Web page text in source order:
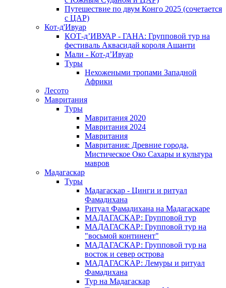
Путешествие по двум Конго 2025 (сочетается
с ЦАР)
Кот-д'Ивуар
КОТ-д’ИВУАР - ГАНА: Групповой тур на
фестиваль Аквасидай короля Ашанти
Мали - Кот-д’Ивуар
Туры
Нехожеными тропами Западной
Африки
Лесото
Мавритания
Туры
Мавритания 2020
Мавритания 2024
Мавритания
Мавритания: Древние города,
Мистическое Око Сахары и культура
мавров
Мадагаскар
Туры
Мадагаскар - Цинги и ритуал
Фамадихана
Ритуал Фамадихана на Мадагаскаре
МАДАГАСКАР: Групповой тур
МАДАГАСКАР: Групповой тур на
"восьмой континент"
МАДАГАСКАР: Групповой тур на
восток и север острова
МАДАГАСКАР: Лемуры и ритуал
Фамадихана
Тур на Мадагаскар